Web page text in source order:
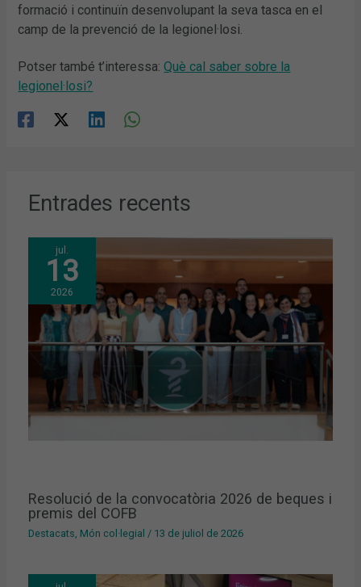
formació i continuïn desenvolupant la seva tasca en el
camp de la prevenció de la legionel·losi.
Potser també t’interessa:Què cal saber sobre la
legionel·losi?
Entrades recents
jul.
13
2026
Resolució de la convocatòria 2026 de beques i
premis del COFB
Destacats, Món col·legial / 13 de juliol de 2026